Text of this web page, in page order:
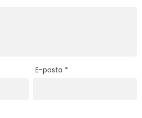
E-posta *